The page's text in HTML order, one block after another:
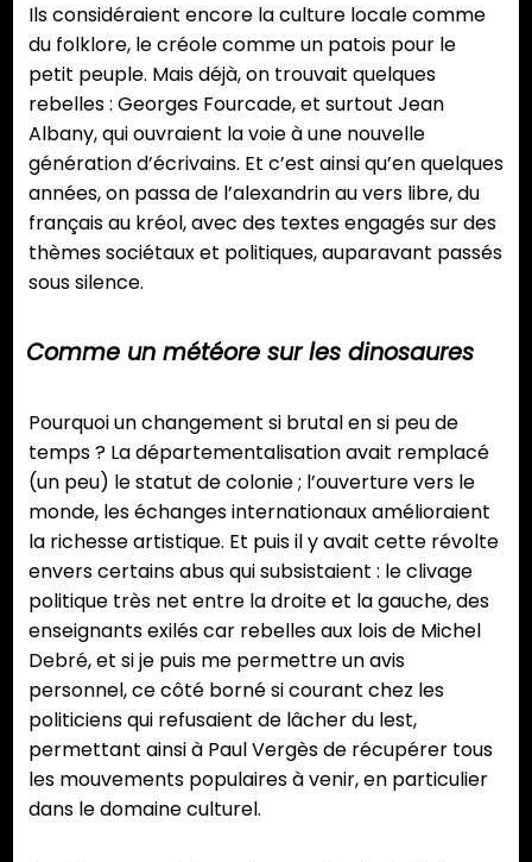
Ils considéraient encore la culture locale comme
du folklore, le créole comme un patois pour le
petit peuple. Mais déjà, on trouvait quelques
rebelles : Georges Fourcade, et surtout Jean
Albany, qui ouvraient la voie à une nouvelle
génération d’écrivains. Et c’est ainsi qu’en quelques
années, on passa de l’alexandrin au vers libre, du
français au kréol, avec des textes engagés sur des
thèmes sociétaux et politiques, auparavant passés
sous silence.
Comme un météore sur les dinosaures
Pourquoi un changement si brutal en si peu de
temps ? La départementalisation avait remplacé
(un peu) le statut de colonie ; l’ouverture vers le
monde, les échanges internationaux amélioraient
la richesse artistique. Et puis il y avait cette révolte
envers certains abus qui subsistaient : le clivage
politique très net entre la droite et la gauche, des
enseignants exilés car rebelles aux lois de Michel
Debré, et si je puis me permettre un avis
personnel, ce côté borné si courant chez les
politiciens qui refusaient de lâcher du lest,
permettant ainsi à Paul Vergès de récupérer tous
les mouvements populaires à venir, en particulier
dans le domaine culturel.